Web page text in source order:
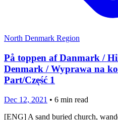
North Denmark Region
På toppen af Danmark /
Denmark / Wyprawa na
Part/Część 1
Dec 12, 2021 • 6 min read
[ENG] A sand buried church,